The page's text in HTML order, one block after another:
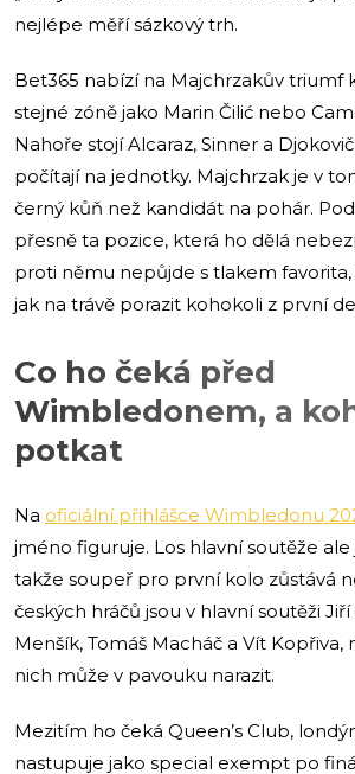
nejlépe měří sázkový trh.
Bet365 nabízí na Majchrzakův triumf
stejné zóně jako Marin Čilić nebo
Nahoře stojí Alcaraz, Sinner a
počítají na jednotky. Majchrzak je v
černý kůň než kandidát na pohár.
přesně ta pozice, která ho dělá
proti němu nepůjde s tlakem
jak na trávě porazit kohokoli z první
Co ho čeká před
Wimbledonem, a
potkat
Na oficiální přihlášce Wimbledonu
jméno figuruje. Los hlavní soutěže
takže soupeř pro první kolo zůstává
českých hráčů jsou v hlavní soutěži
Menšík, Tomáš Macháč a Vít Kopřiva,
nich může v pavouku narazit.
Mezitím ho čeká Queen’s Club,
nastupuje jako special exempt po